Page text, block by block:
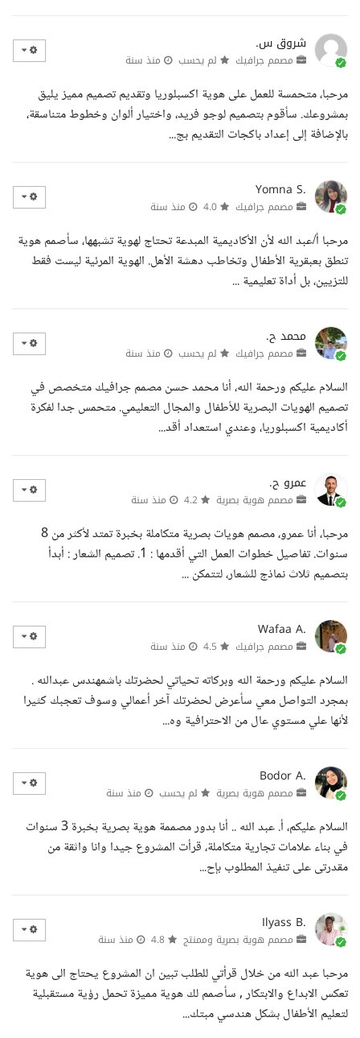
شروق س.
مصمم جرافيك لم يحسب منذ سنة
مرحبا، متحمسة للعمل على هوية اكسبلوريا وتقديم تصميم مميز يليق
بمشروعك. سأقوم بتصميم لوجو فريد، واختيار ألوان وخطوط متناسقة،
بالإضافة إلى إعداد باكجات التقديم بج...
Yomna S.
مصمم جرافيك منذ سنة
مرحبا أ/عبد الله لأن الأكاديمية المبدعة تحتاج لهوية تشبهها، سأصمم هوية
تنطق بعبقرية الأطفال وتخاطب دهشة الأهل. الهوية المرئية ليست فقط
للتزيين، بل أداة تعليمية ...
محمد ح.
مصمم جرافيك لم يحسب منذ سنة
السلام عليكم ورحمة الله، أنا محمد حسن مصمم جرافيك متخصص في
تصميم الهويات البصرية للأطفال والمجال التعليمي. متحمس جدا لفكرة
أكاديمية اكسبلوريا، وعندي استعداد أقد...
عمرو ح.
مصمم هوية بصرية منذ سنة
مرحبا، أنا عمرو، مصمم هويات بصرية متكاملة بخبرة تمتد لأكثر من 8
سنوات. تفاصيل خطوات العمل التي أقدمها : 1. تصميم الشعار : أبدأ
بتصميم ثلاث نماذج للشعار، لتتمكن ...
Wafaa A.
مصمم جرافيك منذ سنة
السلام عليكم ورحمة الله وبركاته تحياتي لحضرتك باشمهندس عبدالله .
بمجرد التواصل معي سأعرض لحضرتك آخر أعمالي وسوف تعجبك كثيرا
لأنها علي مستوي عال من الاحترافية وه...
Bodor A.
مصمم هوية بصرية لم يحسب منذ سنة
السلام عليكم، أ. عبد الله .. أنا بدور مصممة هوية بصرية بخبرة 3 سنوات
في بناء علامات تجارية متكاملة، قرأت المشروع جيدا وانا واثقة من
مقدرتى على تنفيذ المطلوب بإح...
Ilyass B.
مصمم هوية بصرية وممنتج منذ سنة
مرحبا عبد الله من خلال قرأتي للطلب تبين ان المشروع يحتاج الى هوية
تعكس الابداع والابتكار , سأصمم لك هوية مميزة تحمل رؤية مستقبلية
لتعليم الأطفال بشكل هندسي مبتك...